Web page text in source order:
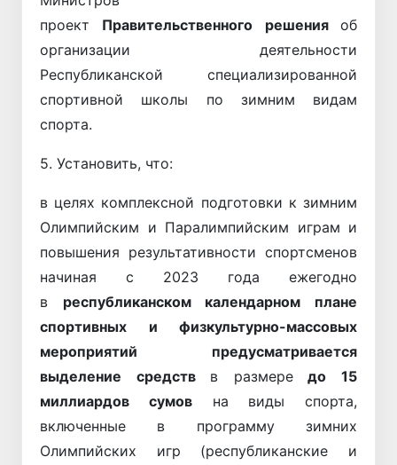
проект Правительственного решения об
организации деятельности
Республиканской специализированной
спортивной школы по зимним видам
спорта.
5. Установить, что:
в целях комплексной подготовки к зимним
Олимпийским и Паралимпийским играм и
повышения результативности спортсменов
начиная с 2023 года ежегодно
в республиканском календарном плане
спортивных и физкультурно-массовых
мероприятий
предусматривается
выделение средств в размередо 15
миллиардов сумовна виды спорта,
включенные в программу зимних
Олимпийских игр (республиканские и